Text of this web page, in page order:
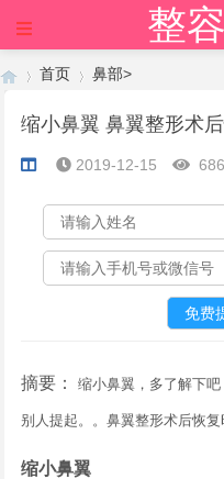
整
›
首页
›
鼻部>
缩小鼻翼 鼻翼整形术
2019-12-15 686
摘要：缩小鼻翼，多了解下
别人提起。。鼻翼整形术后恢
缩小鼻翼